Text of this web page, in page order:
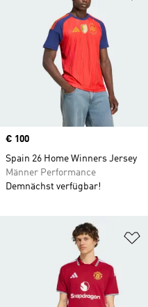
Price
€ 100
Spain 26 Home Winners Jersey
Männer Performance
Demnächst verfügbar!